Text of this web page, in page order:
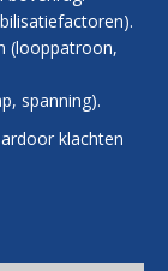
(looppatroon,
spanning).
klachten